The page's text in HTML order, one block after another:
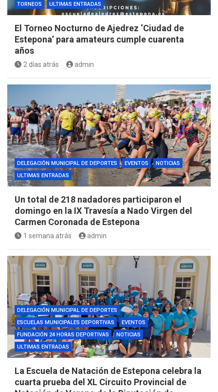
TORNEOS
ULTIMAS ENTRADAS
El Torneo Nocturno de Ajedrez ‘Ciudad de
Estepona’ para amateurs cumple cuarenta
años
2 días atrás admin
DELEGACIÓN MUNICIPAL DE DEPORTES EVENTOS
NOTICIAS
ULTIMAS ENTRADAS
Un total de 218 nadadores participaron el
domingo en la IX Travesía a Nado Virgen del
Carmen Coronada de Estepona
1 semana atrás admin
DELEGACIÓN MUNICIPAL DE DEPORTES
ESCUELAS MUNICIPALES DEPORTIVAS
EVENTOS
FUNDACIÓN 24 HORAS DEPORTIVAS
NOTICIAS
ULTIMAS ENTRADAS
La Escuela de Natación de Estepona celebra la
cuarta prueba del XL Circuito Provincial de